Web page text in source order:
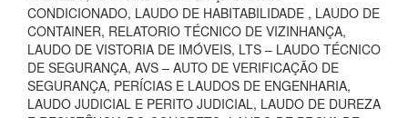
CONDICIONADO, LAUDO DE HABITABILIDADE , LAUDO DE
CONTAINER, RELATORIO TÉCNICO DE VIZINHANÇA,
LAUDO DE VISTORIA DE IMÓVEIS, LTS – LAUDO TÉCNICO
DE SEGURANÇA, AVS – AUTO DE VERIFICAÇÃO DE
SEGURANÇA, PERÍCIAS E LAUDOS DE ENGENHARIA,
LAUDO JUDICIAL E PERITO JUDICIAL, LAUDO DE DUREZA